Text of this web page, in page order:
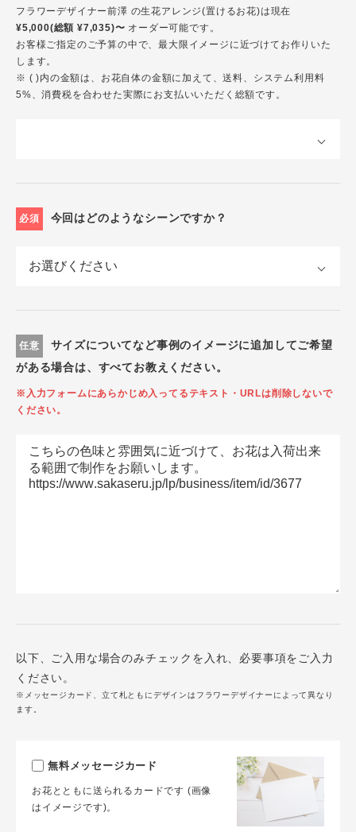
フラワーデザイナー前澤 の生花アレンジ(置けるお花)は現在
¥5,000(総額 ¥7,035)〜 オーダー可能です。
お客様ご指定のご予算の中で、最大限イメージに近づけてお作りいた
します。
※ ( )内の金額は、お花自体の金額に加えて、送料、システム利用料
5%、消費税を合わせた実際にお支払いいただく総額です。
必須 今回はどのようなシーンですか？
任意
サイズについてなど事例のイメージに追加してご希望
がある場合は、すべてお教えください。
※入力フォームにあらかじめ入ってるテキスト・URLは削除しないで
ください。
以下、ご入用な場合のみチェックを入れ、必要事項をご入力
ください。
※メッセージカード、立て札ともにデザインはフラワーデザイナーによって異なり
ます。
無料メッセージカード
お花とともに送られるカードです (画像
はイメージです)。